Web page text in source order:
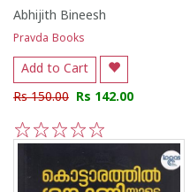
Abhijith Bineesh
Pravda Books
Add to Cart
Rs 150.00 Rs 142.00
5
4
3
2
1